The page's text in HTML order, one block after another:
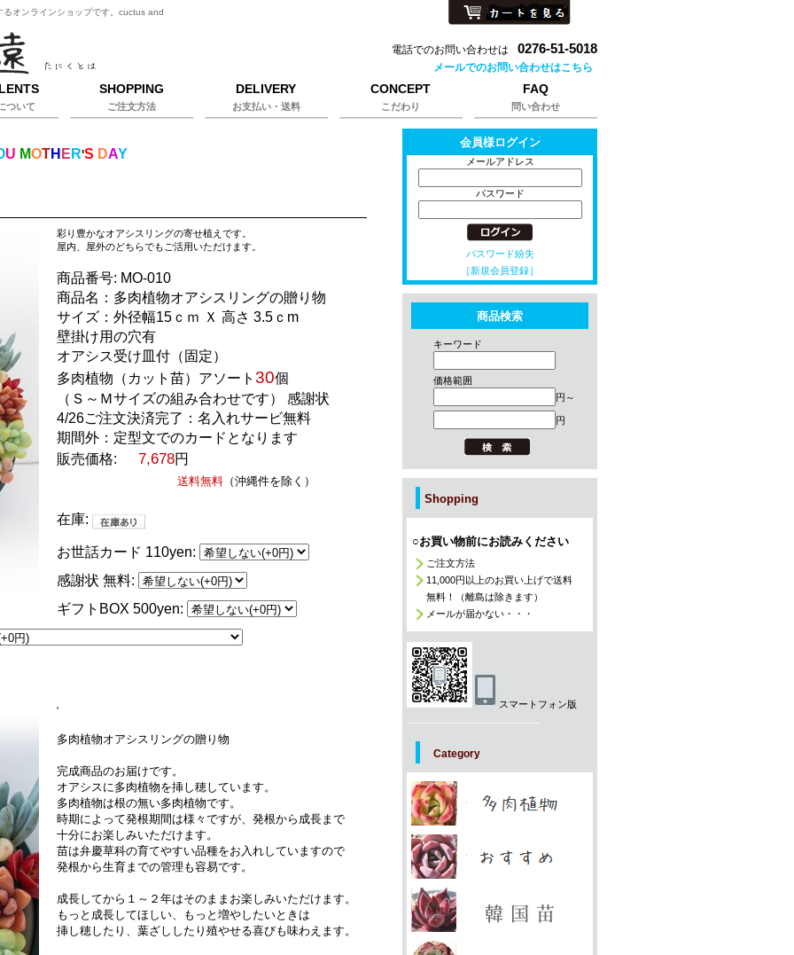
オンラインショップです。cuctus and
電話でのお問い合わせは 0276-51-5018
メールでのお問い合わせはこちら
U MOTH E R'S DAY
彩り豊かなオアシスリングの寄せ植えです。
屋内、屋外のどちらでもご活用いただけます。
商品番号: MO-010
商品名：多肉植物オアシスリングの贈り物
サイズ： 外径幅15ｃｍ Ｘ 高さ 3.5ｃm
壁掛け用の穴有
オアシス受け皿付（固定）
多肉植物（カット苗）アソート 30個
（Ｓ～Ｍサイズの組み合わせです） 感謝状
4/26ご注文決済完了：名入れサービ無料
期間外：定型文でのカードとなります
販売価格:
7,678円
送料無料 （沖縄件を除く）
在庫:
お世話カード 110yen:
感謝状 無料:
ギフトBOX 500yen:
'
多肉植物オアシスリングの贈り物
完成商品のお届けです。
オアシスに多肉植物を挿し穂しています。
多肉植物は根の無い多肉植物です。
時期によって発根期間は様々ですが、発根から成長まで
十分にお楽しみいただけます。
苗は弁慶草科の育てやすい品種をお入れしていますので
発根から生育までの管理も容易です。
成長してから１～２年はそのままお楽しみいただけます。
もっと成長してほしい、もっと増やしたいときは
挿し穂したり、葉ざししたり殖やせる喜びも味わえます。
ついて
SHOPPING
ご注文方法
DELIVERY
お支払い・送料
CONCEPT
こだわり
FAQ
問い合わせ
会員様ログイン
メールアドレス
パスワード
パスワード紛失
［新規会員登録］
商品検索
キーワード
価格範囲
円～
円
Shopping
○お買い物前にお読みください
ご注文方法
11,000円以上のお買い上げで送料
無料！（離島は除きます）
メールが届かない・・・
スマートフォン版
Category